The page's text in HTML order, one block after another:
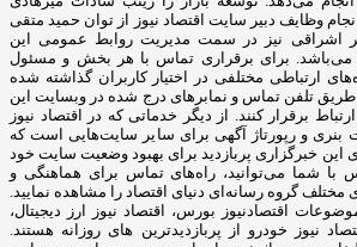
وظایف دبیر سایت اقتصاد نیوز از توان حمید متقی
اشراقی نیز در سمت مدیریت روابط عمومی این
می‌باشد. برای برقراری تماس با هر بخش و مسئول
ارتباطی مختلفی در اختیار کاربران گذاشته شده
طریق تلفن تماس و نمابرهای درج شده در وبسایت این
برقرار کنند. از دیگر خدماتی که در اقتصاد نیوز
بنری و رپورتاژ آگهی برای سایر سایت‌هایی است که
این خبرگزاری پربازدید برای بهبود وضعیت سایت خود
با شما می‌توانید، راه‌های تماس برای هماهنگی و
گروه رسانه‌ای دنیای اقتصاد را مشاهده نمایید.
اقتصادنیوز بورس، اقتصاد نیوز ارز دیجیتال،
نیوز خودرو از پربازدیدترین های روزانه هستند.